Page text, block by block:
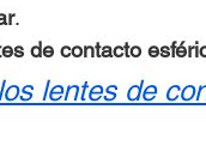
.
de contacto
lentes de